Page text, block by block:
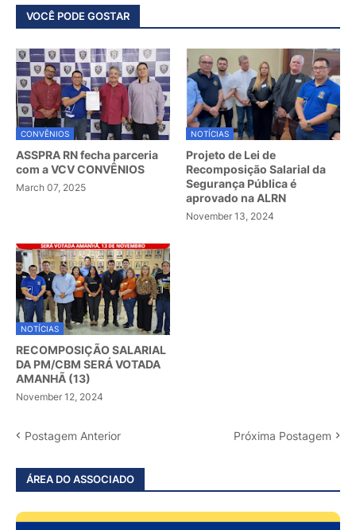
VOCÊ PODE GOSTAR
CONVÊNIOS
ASSPRA RN fecha parceria
com a VCV CONVÊNIOS
March 07, 2025
NOTÍCIAS
Projeto de Lei de
Recomposição Salarial da
Segurança Pública é
aprovado na ALRN
November 13, 2024
NOTÍCIAS
RECOMPOSIÇÃO SALARIAL
DA PM/CBM SERÁ VOTADA
AMANHÃ (13)
November 12, 2024
Postagem Anterior Próxima Postagem
ÁREA DO ASSOCIADO